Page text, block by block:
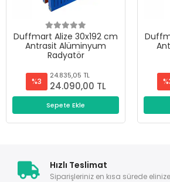
Duffmart Alize 30x192 cm
Antrasit Alüminyum
Radyatör
%3
24.835,05 TL
24.090,00 TL
Sepete Ekle
Hızlı Teslimat
Siparişleriniz en kısa sürede